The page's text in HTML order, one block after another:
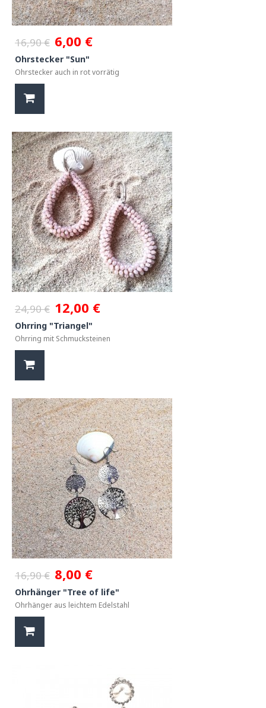
16,90 € 6,00 €
Ohrstecker "Sun"
Ohrstecker auch in rot vorrätig
24,90 € 12,00 €
Ohrring "Triangel"
Ohrring mit Schmucksteinen
16,90 € 8,00 €
Ohrhänger "Tree of life"
Ohrhänger aus leichtem Edelstahl